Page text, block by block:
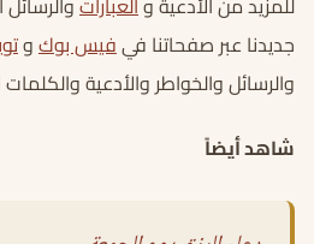
جديدنا عبر صفحاتنا فيفيس بوكو
والرسائل والخواطر والأدعية والكلمات
شاهد أيضاً